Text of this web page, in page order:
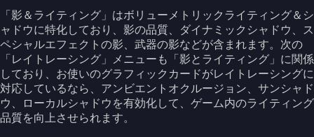
「影＆ライティング」はボリューメトリックライティング＆シ
ャドウに特化しており、影の品質、ダイナミックシャドウ、ス
ペシャルエフェクトの影、武器の影などが含まれます。次の
「レイトレーシング」メニューも「影とライティング」に関係
しており、お使いのグラフィックカードがレイトレーシングに
対応しているなら、アンビエントオクルージョン、サンシャド
ウ、ローカルシャドウを有効化して、ゲーム内のライティング
品質を向上させられます。